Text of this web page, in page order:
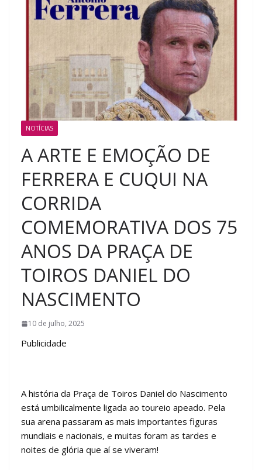
NOTÍCIAS
A ARTE E EMOÇÃO DE
FERRERA E CUQUI NA
CORRIDA
COMEMORATIVA DOS 75
ANOS DA PRAÇA DE
TOIROS DANIEL DO
NASCIMENTO
10 de julho, 2025
Publicidade
A história da Praça de Toiros Daniel do Nascimento
está umbilicalmente ligada ao toureio apeado. Pela
sua arena passaram as mais importantes figuras
mundiais e nacionais, e muitas foram as tardes e
noites de glória que aí se viveram!